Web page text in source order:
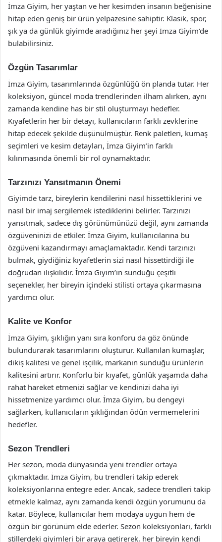
İmza Giyim, her yaştan ve her kesimden insanın beğenisine
hitap eden geniş bir ürün yelpazesine sahiptir. Klasik, spor,
şık ya da günlük giyimde aradığınız her şeyi İmza Giyim’de
bulabilirsiniz.
Özgün Tasarımlar
İmza Giyim, tasarımlarında özgünlüğü ön planda tutar. Her
koleksiyon, güncel moda trendlerinden ilham alırken, aynı
zamanda kendine has bir stil oluşturmayı hedefler.
Kıyafetlerin her bir detayı, kullanıcıların farklı zevklerine
hitap edecek şekilde düşünülmüştür. Renk paletleri, kumaş
seçimleri ve kesim detayları, İmza Giyim’in farklı
kılınmasında önemli bir rol oynamaktadır.
Tarzınızı Yansıtmanın Önemi
Giyimde tarz, bireylerin kendilerini nasıl hissettiklerini ve
nasıl bir imaj sergilemek istediklerini belirler. Tarzınızı
yansıtmak, sadece dış görünümünüzü değil, aynı zamanda
özgüveninizi de etkiler. İmza Giyim, kullanıcılarına bu
özgüveni kazandırmayı amaçlamaktadır. Kendi tarzınızı
bulmak, giydiğiniz kıyafetlerin sizi nasıl hissettirdiği ile
doğrudan ilişkilidir. İmza Giyim’in sunduğu çeşitli
seçenekler, her bireyin içindeki stilisti ortaya çıkarmasına
yardımcı olur.
Kalite ve Konfor
İmza Giyim, şıklığın yanı sıra konforu da göz önünde
bulundurarak tasarımlarını oluşturur. Kullanılan kumaşlar,
dikiş kalitesi ve genel işçilik, markanın sunduğu ürünlerin
kalitesini artırır. Konforlu bir kıyafet, günlük yaşamda daha
rahat hareket etmenizi sağlar ve kendinizi daha iyi
hissetmenize yardımcı olur. İmza Giyim, bu dengeyi
sağlarken, kullanıcıların şıklığından ödün vermemelerini
hedefler.
Sezon Trendleri
Her sezon, moda dünyasında yeni trendler ortaya
çıkmaktadır. İmza Giyim, bu trendleri takip ederek
koleksiyonlarına entegre eder. Ancak, sadece trendleri takip
etmekle kalmaz, aynı zamanda kendi özgün yorumunu da
katar. Böylece, kullanıcılar hem modaya uygun hem de
özgün bir görünüm elde ederler. Sezon koleksiyonları, farklı
stillerdeki giyimleri bir araya getirerek, her bireyin kendi